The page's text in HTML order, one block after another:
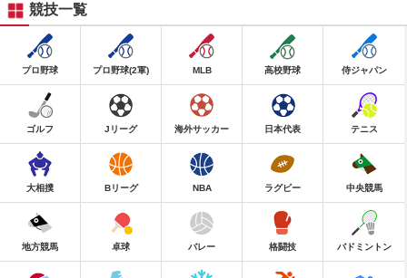
競技一覧
プロ野球 プロ野球(2軍) MLB 高校野球 侍ジャパン
ゴルフ Jリーグ 海外サッカー 日本代表 テニス
大相撲 Bリーグ NBA ラグビー 中央競馬
地方競馬 卓球 バレー 格闘技 バドミントン